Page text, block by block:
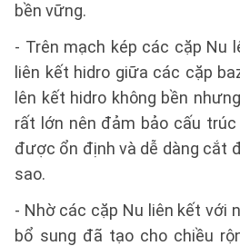
bền vững.
- Trên mạch kép các cặp Nu
liên kết hidro giữa các cặp
lên kết hidro không bền
rất lớn nên đảm bảo cấu trúc
được ổn định và dễ dàng cắt
sao.
- Nhờ các cặp Nu liên kết với
bổ sung đã tạo cho chiều